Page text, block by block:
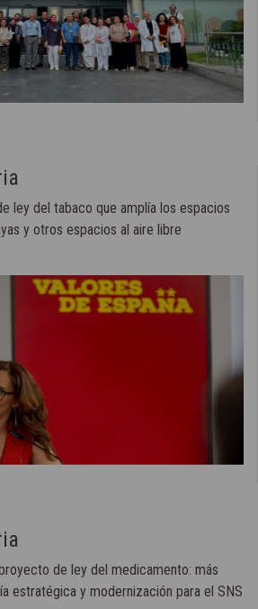
ley del tabaco que amplía los espacios
y otros espacios al aire libre
de ley del medicamento: más
estratégica y modernización para el SNS